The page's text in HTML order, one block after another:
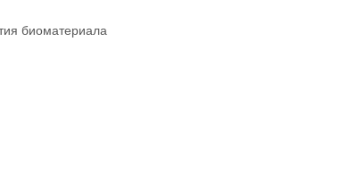
биоматериала